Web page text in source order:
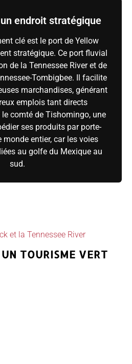
endroit stratégique
clé est le port de Yellow
stratégique. Ce port fluvial
de la Tennessee River et de
Tombigbee. Il facilite
marchandises, générant
emplois tant directs
comté de Tishomingo, une
ses produits par porte-
monde entier, car les voies
au golfe du Mexique au
sud.
et la Tennessee River
TOURISME VERT